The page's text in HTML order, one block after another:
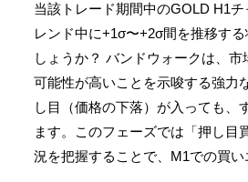
当該トレード期間中のGOLD H1
レンド中に+1σ〜+2σ間を推移す
しょうか？ バンドウォークは、
可能性が高いことを示唆する強力
し目（価格の下落）が入っても、
ます。このフェーズでは「押し目
況を把握することで、M1での買